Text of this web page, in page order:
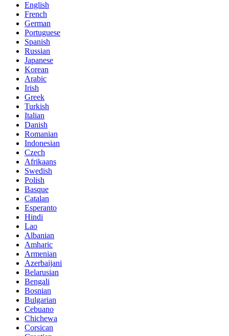
English
French
German
Portuguese
Spanish
Russian
Japanese
Korean
Arabic
Irish
Greek
Turkish
Italian
Danish
Romanian
Indonesian
Czech
Afrikaans
Swedish
Polish
Basque
Catalan
Esperanto
Hindi
Lao
Albanian
Amharic
Armenian
Azerbaijani
Belarusian
Bengali
Bosnian
Bulgarian
Cebuano
Chichewa
Corsican